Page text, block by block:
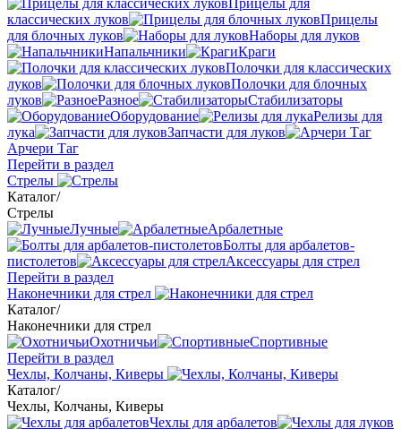
Прицелы для
классических луков
Прицелы
для блочных луков
Наборы для луков
Напальчники
Краги
Полочки для классических
луков
Полочки для блочных
луков
Разное
Стабилизаторы
Оборудование
Релизы для
лука
Запчасти для луков
Арчери Таг
Перейти в раздел
Стрелы
Каталог/
Стрелы
Лучные
Арбалетные
Болты для арбалетов-
пистолетов
Аксессуары для стрел
Перейти в раздел
Наконечники для стрел
Каталог/
Наконечники для стрел
Охотничьи
Спортивные
Перейти в раздел
Чехлы, Колчаны, Киверы
Каталог/
Чехлы, Колчаны, Киверы
Чехлы для арбалетов